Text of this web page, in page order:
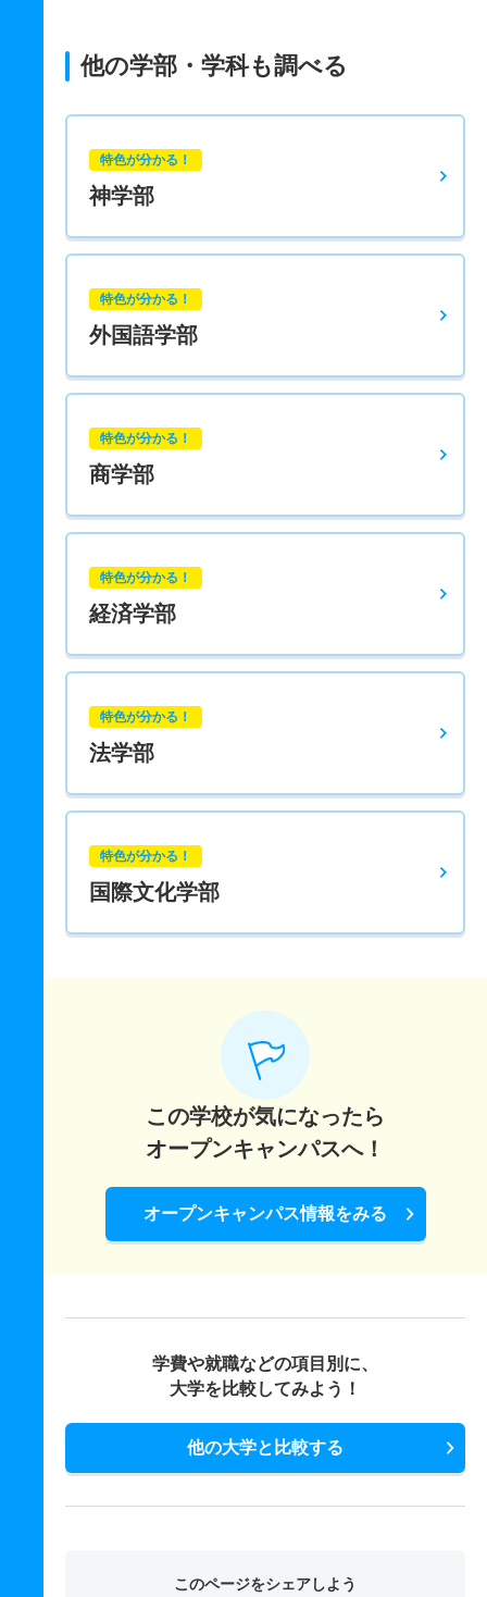
他の学部・学科も調べる
特色が分かる！
神学部
特色が分かる！
外国語学部
特色が分かる！
商学部
特色が分かる！
経済学部
特色が分かる！
法学部
特色が分かる！
国際文化学部
この学校が気になったら
オープンキャンパスへ！
オープンキャンパス情報をみる
学費や就職などの項目別に、
大学を比較してみよう！
他の大学と比較する
このページをシェアしよう